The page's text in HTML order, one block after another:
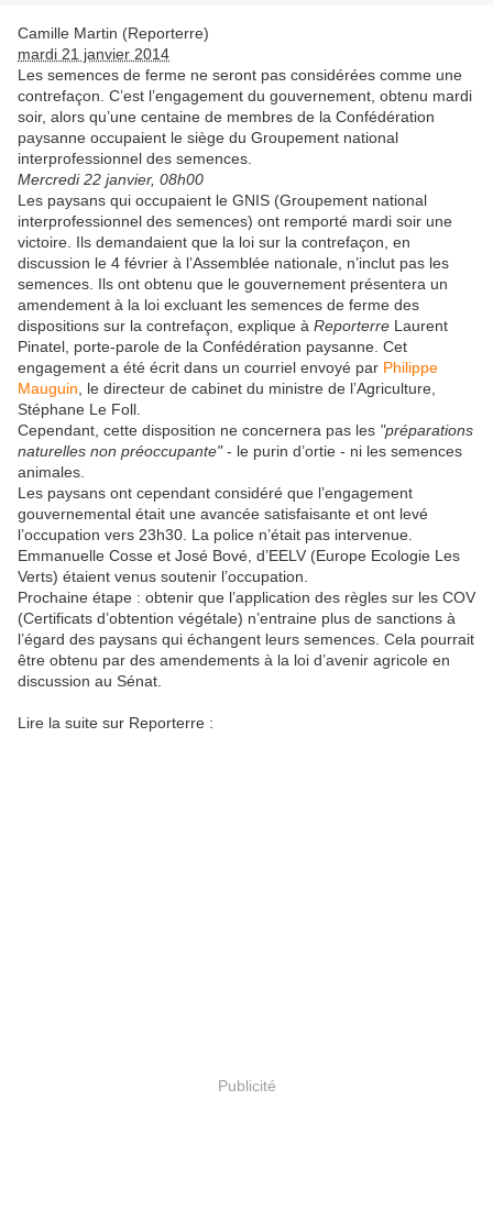
Camille Martin (Reporterre)
mardi 21 janvier 2014
Les semences de ferme ne seront pas considérées comme une
contrefaçon. C’est l’engagement du gouvernement, obtenu mardi
soir, alors qu’une centaine de membres de la Confédération
paysanne occupaient le siège du Groupement national
interprofessionnel des semences.
Mercredi 22 janvier, 08h00
Les paysans qui occupaient le GNIS (Groupement national
interprofessionnel des semences) ont remporté mardi soir une
victoire. Ils demandaient que la loi sur la contrefaçon, en
discussion le 4 février à l’Assemblée nationale, n’inclut pas les
semences. Ils ont obtenu que le gouvernement présentera un
amendement à la loi excluant les semences de ferme des
dispositions sur la contrefaçon, explique à Reporterre Laurent
Pinatel, porte-parole de la Confédération paysanne. Cet
engagement a été écrit dans un courriel envoyé par Philippe
Mauguin , le directeur de cabinet du ministre de l’Agriculture,
Stéphane Le Foll.
Cependant, cette disposition ne concernera pas les "préparations
naturelles non préoccupante"- le purin d’ortie - ni les semences
animales.
Les paysans ont cependant considéré que l’engagement
gouvernemental était une avancée satisfaisante et ont levé
l’occupation vers 23h30. La police n’était pas intervenue.
Emmanuelle Cosse et José Bové, d’EELV (Europe Ecologie Les
Verts) étaient venus soutenir l’occupation.
Prochaine étape : obtenir que l’application des règles sur les COV
(Certificats d’obtention végétale) n’entraine plus de sanctions à
l’égard des paysans qui échangent leurs semences. Cela pourrait
être obtenu par des amendements à la loi d’avenir agricole en
discussion au Sénat.
Lire la suite sur Reporterre :
Publicité